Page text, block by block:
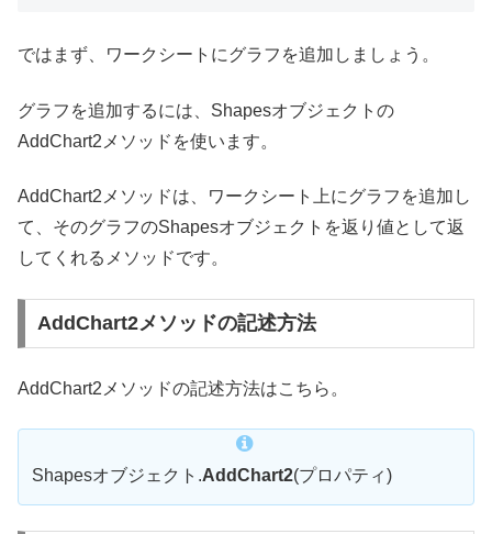
ではまず、ワークシートにグラフを追加しましょう。
グラフを追加するには、Shapesオブジェクトの
AddChart2メソッドを使います。
AddChart2メソッドは、ワークシート上にグラフを追加し
て、そのグラフのShapesオブジェクトを返り値として返
してくれるメソッドです。
AddChart2メソッドの記述方法
AddChart2メソッドの記述方法はこちら。
Shapesオブジェクト.AddChart2(プロパティ)